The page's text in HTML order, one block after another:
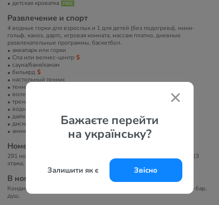
Бажаєте перейти
на українську?
Залишити як є Звісно
детская кроватка
Развлечение и спорт
4 водные горки для взрослых и 1 для детей (без подогрева), мини-
гольф, каноэ, дартс, игровая комната, массаж платно, дневные
развлекательные программы, баскетбол.
аквапарк или горки
Спа или велнес-центр
сауна/баня/хамам
бильярд
настольный теннис
теннисный корт
волейбол
тренажерный зал
водные развлечения
дайвинг
диско-клуб
анимация
Номера
291 номеров. 1 основное здание (3 этажа, 4 лифта), 2 здания Anex (3
этажа, лифта нет).
В номерах
Кондиционер, сейф, телевизор, Wi-Fi, телефон платно, фен, мини-бар,
душ.